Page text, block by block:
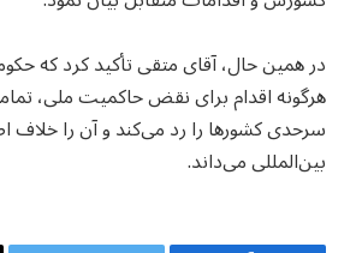
در همین حال، آقای متقی تأکید کرد که
هرگونه اقدام برای نقض حاکمیت ملی،
سرحدی کشورها را رد می‌کند و آن را خلاف
بین‌المللی می‌داند.